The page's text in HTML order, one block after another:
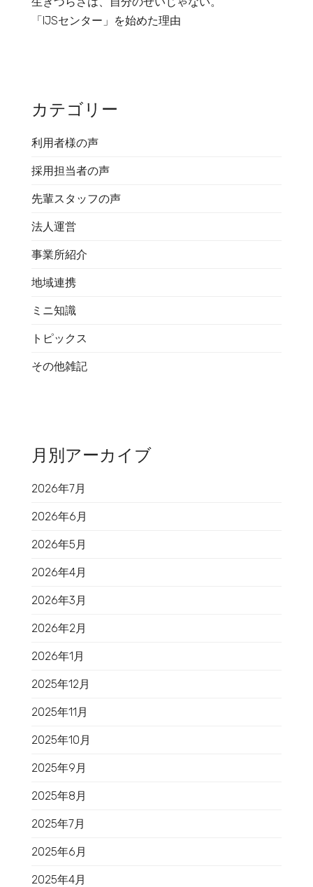
「IJSセンター」を始めた理由
カテゴリー
利用者様の声
採用担当者の声
先輩スタッフの声
法人運営
事業所紹介
地域連携
ミニ知識
トピックス
その他雑記
月別アーカイブ
2026年7月
2026年6月
2026年5月
2026年4月
2026年3月
2026年2月
2026年1月
2025年12月
2025年11月
2025年10月
2025年9月
2025年8月
2025年7月
2025年6月
2025年4月